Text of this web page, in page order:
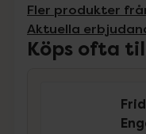
Fler produkter
Aktuella
Köps ofta